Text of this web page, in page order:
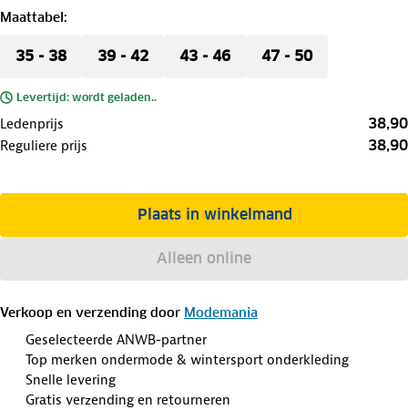
Maattabel:
35 - 38 39 - 42 43 - 46 47 - 50
Levertijd: wordt geladen..
Ledenprijs 38,90
Reguliere prijs 38,90
Plaats in winkelmand
Alleen online
Verkoop en verzending door Modemania
Geselecteerde ANWB-partner
Top merken ondermode & wintersport onderkleding
Snelle levering
Gratis verzending en retourneren